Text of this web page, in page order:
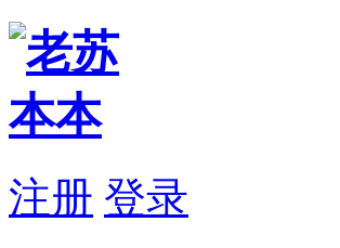
注册 登录